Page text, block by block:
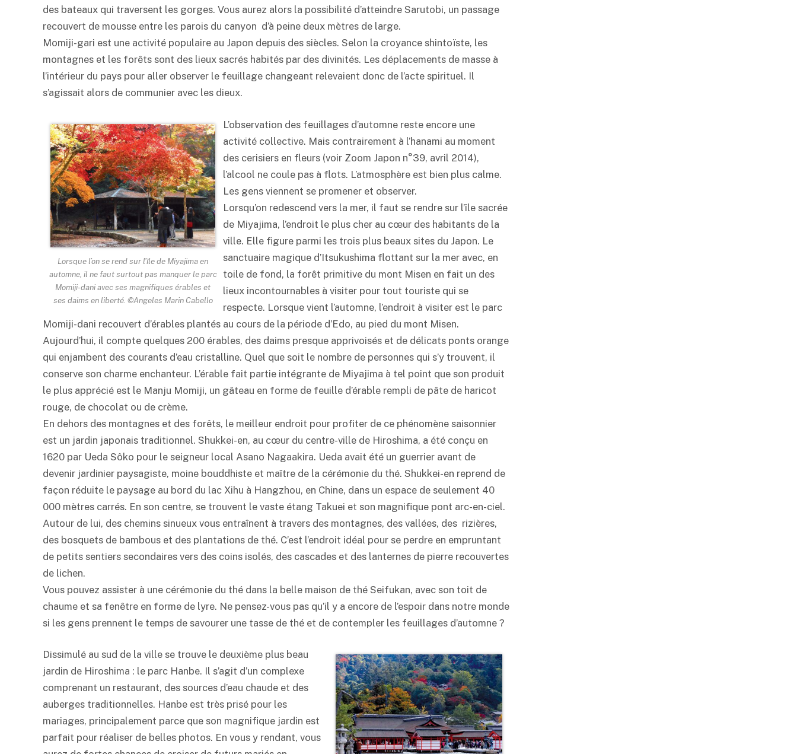
des bateaux qui traversent les gorges. Vous aurez alors la possibilité d’atteindre Sarutobi, un passage
recouvert de mousse entre les parois du canyon d’à peine deux mètres de large.
Momiji-gari est une activité populaire au Japon depuis des siècles. Selon la croyance shintoïste, les
montagnes et les forêts sont des lieux sacrés habités par des divinités. Les déplacements de masse à
l’intérieur du pays pour aller observer le feuillage changeant relevaient donc de l’acte spirituel. Il
s’agissait alors de communier avec les dieux.
Lorsque l’on se rend sur l’île de Miyajima en
automne, il ne faut surtout pas manquer le parc
Momiji-dani avec ses magnifiques érables et
ses daims en liberté. ©Angeles Marin Cabello
L’observation des feuillages d’automne reste encore une
activité collective. Mais contrairement à l’hanami au moment
des cerisiers en fleurs (voir Zoom Japon n°39, avril 2014),
l’alcool ne coule pas à flots. L’atmosphère est bien plus calme.
Les gens viennent se promener et observer.
Lorsqu’on redescend vers la mer, il faut se rendre sur l’île sacrée
de Miyajima, l’endroit le plus cher au cœur des habitants de la
ville. Elle figure parmi les trois plus beaux sites du Japon. Le
sanctuaire magique d’Itsukushima flottant sur la mer avec, en
toile de fond, la forêt primitive du mont Misen en fait un des
lieux incontournables à visiter pour tout touriste qui se
respecte. Lorsque vient l’automne, l’endroit à visiter est le parc
Momiji-dani recouvert d’érables plantés au cours de la période d’Edo, au pied du mont Misen.
Aujourd’hui, il compte quelques 200 érables, des daims presque apprivoisés et de délicats ponts orange
qui enjambent des courants d’eau cristalline. Quel que soit le nombre de personnes qui s’y trouvent, il
conserve son charme enchanteur. L’érable fait partie intégrante de Miyajima à tel point que son produit
le plus apprécié est le Manju Momiji, un gâteau en forme de feuille d’érable rempli de pâte de haricot
rouge, de chocolat ou de crème.
En dehors des montagnes et des forêts, le meilleur endroit pour profiter de ce phénomène saisonnier
est un jardin japonais traditionnel. Shukkei-en, au cœur du centre-ville de Hiroshima, a été conçu en
1620 par Ueda Sôko pour le seigneur local Asano Nagaakira. Ueda avait été un guerrier avant de
devenir jardinier paysagiste, moine bouddhiste et maître de la cérémonie du thé. Shukkei-en reprend de
façon réduite le paysage au bord du lac Xihu à Hangzhou, en Chine, dans un espace de seulement 40
000 mètres carrés. En son centre, se trouvent le vaste étang Takuei et son magnifique pont arc-en-ciel.
Autour de lui, des chemins sinueux vous entraînent à travers des montagnes, des vallées, des rizières,
des bosquets de bambous et des plantations de thé. C’est l’endroit idéal pour se perdre en empruntant
de petits sentiers secondaires vers des coins isolés, des cascades et des lanternes de pierre recouvertes
de lichen.
Vous pouvez assister à une cérémonie du thé dans la belle maison de thé Seifukan, avec son toit de
chaume et sa fenêtre en forme de lyre. Ne pensez-vous pas qu’il y a encore de l’espoir dans notre monde
si les gens prennent le temps de savourer une tasse de thé et de contempler les feuillages d’automne ?
Dissimulé au sud de la ville se trouve le deuxième plus beau
jardin de Hiroshima : le parc Hanbe. Il s’agit d’un complexe
comprenant un restaurant, des sources d’eau chaude et des
auberges traditionnelles. Hanbe est très prisé pour les
mariages, principalement parce que son magnifique jardin est
parfait pour réaliser de belles photos. En vous y rendant, vous